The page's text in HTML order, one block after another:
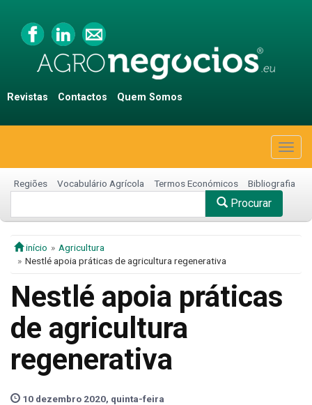
Revistas Contactos Quem Somos
Regiões Vocabulário Agrícola Termos Económicos Bibliografia
Procurar
início
Agricultura
Nestlé apoia práticas de agricultura regenerativa
Nestlé apoia práticas
de agricultura
regenerativa
10 dezembro 2020, quinta-feira